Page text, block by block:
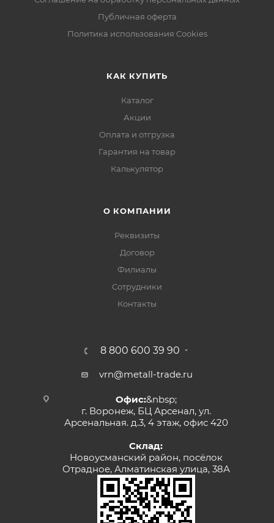
Публичная оферта
Политика использования Cookies
КАК КУПИТЬ
Каталог
Акции
Оплата и отгрузка
Гарантия на товар
Калькулятор
О КОМПАНИИ
Реквизиты
Договор
Филиалы
Сотрудники
Контакты
8 800 600 39 90
vrn@metall-trade.ru
Офис:&nbsp;
г. Воронеж, БЦ Арсенал, ул.
Арсенальная. д.3, 4 этаж, офис 420
Склад:
Новоусманский район, посёлок
Отрадное, Алматинская улица, 38А